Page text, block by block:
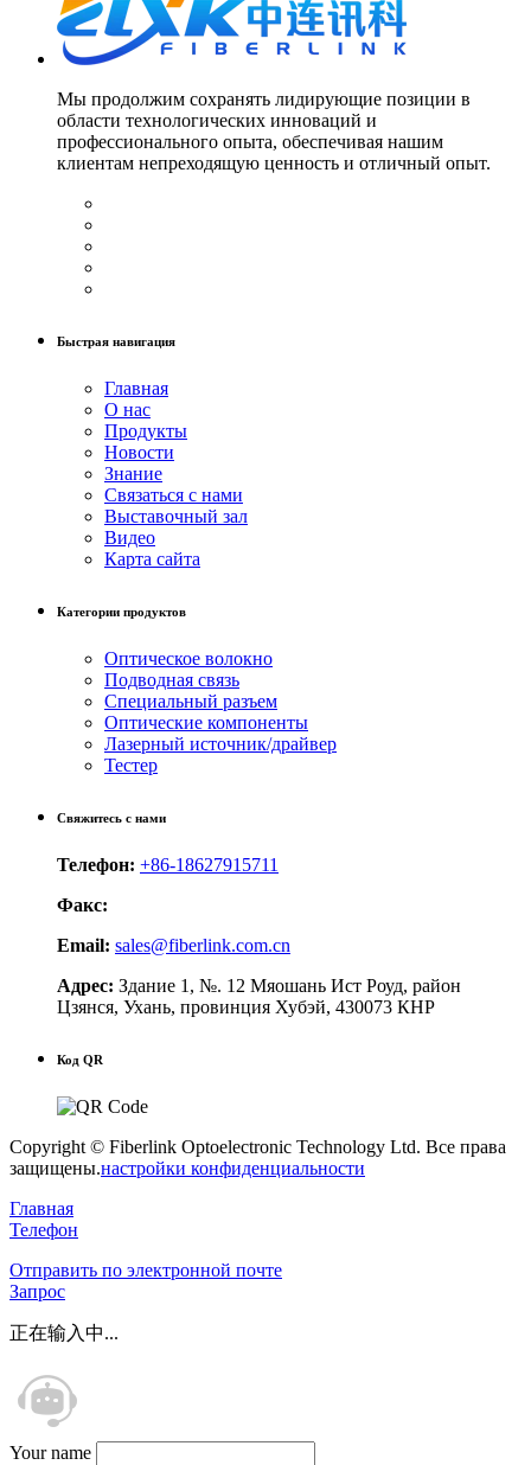
Мы продолжим сохранять лидирующие позиции в
области технологических инноваций и
профессионального опыта, обеспечивая нашим
клиентам непреходящую ценность и отличный опыт.
Быстрая навигация
Главная
О нас
Продукты
Новости
Знание
Связаться с нами
Выставочный зал
Видео
Карта сайта
Категории продуктов
Оптическое волокно
Подводная связь
Специальный разъем
Оптические компоненты
Лазерный источник/драйвер
Тестер
Свяжитесь с нами
Телефон: +86-18627915711
Факс:
Email: sales@fiberlink.com.cn
Адрес: Здание 1, №. 12 Мяошань Ист Роуд, район
Цзянся, Ухань, провинция Хубэй, 430073 КНР
Код QR
Copyright © Fiberlink Optoelectronic Technology Ltd. Все права
защищены.настройки конфиденциальности
Главная
Телефон
Отправить по электронной почте
Запрос
正在输入中...
Your name